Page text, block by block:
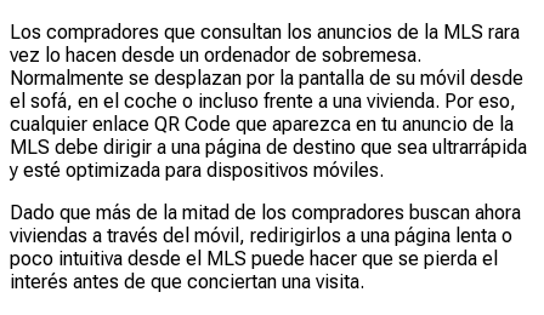
Los compradores que consultan los anuncios de la MLS rara
vez lo hacen desde un ordenador de sobremesa.
Normalmente se desplazan por la pantalla de su móvil desde
el sofá, en el coche o incluso frente a una vivienda. Por eso,
cualquier enlace QR Code que aparezca en tu anuncio de la
MLS debe dirigir a una página de destino que sea ultrarrápida
y esté optimizada para dispositivos móviles.
Dado que más de la mitad de los compradores buscan ahora
viviendas a través del móvil, redirigirlos a una página lenta o
poco intuitiva desde el MLS puede hacer que se pierda el
interés antes de que conciertan una visita.